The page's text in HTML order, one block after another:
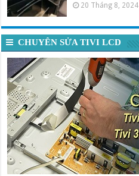
20 Tháng 8, 2024
CHUYÊN SỬA TIVI LCD